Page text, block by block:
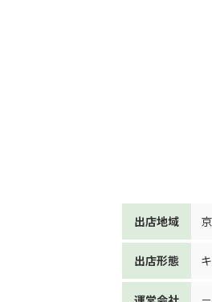
出店地域
出店形態